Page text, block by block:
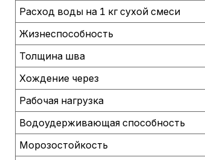
Расход воды на 1 кг сухой смеси
Жизнеспособность
Толщина шва
Хождение через
Рабочая нагрузка
Водоудерживающая способность
Морозостойкость